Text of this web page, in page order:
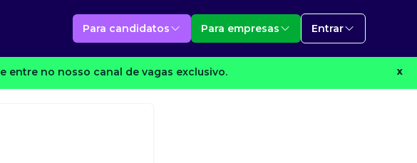
Para candidatos Para empresas Entrar
e entre no nosso canal de vagas exclusivo. X